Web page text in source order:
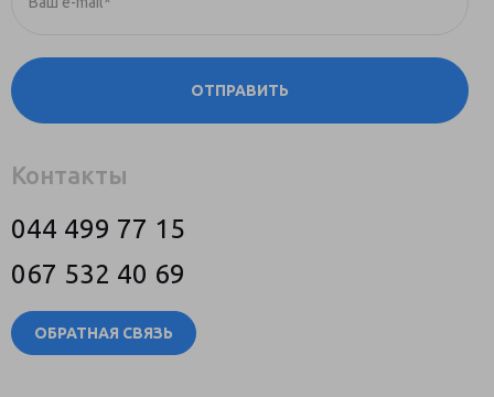
ОТПРАВИТЬ
Контакты
044 499 77 15
067 532 40 69
ОБРАТНАЯ СВЯЗЬ